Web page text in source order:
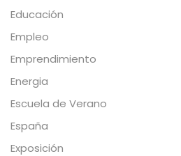
Educación
Empleo
Emprendimiento
Energia
Escuela de Verano
España
Exposición